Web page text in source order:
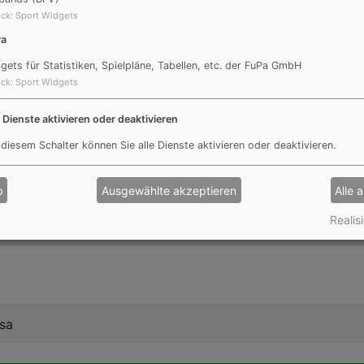
Johannes
Schroll
: Sport Widgets
für Statistiken, Spielpläne, Tabellen, etc. der FuPa GmbH
: Sport Widgets
Dienste aktivieren oder deaktivieren
Schalter können Sie alle Dienste aktivieren oder deaktivieren.
Ausgewählte akzeptieren Alle